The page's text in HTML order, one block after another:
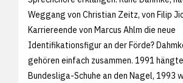
Weggang von Christian Zeitz, von Filip
Karriereende von Marcus Ahlm die neue
Identifikationsfigur an der Förde?
gehören einfach zusammen. 1991
Bundesliga-Schuhe an den Nagel, 1993